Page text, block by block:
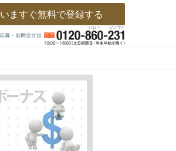
いますぐ無料で登録する